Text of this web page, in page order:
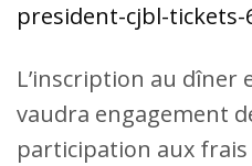
president-cjbl-tickets-
L’inscription au dîner
vaudra engagement
participation aux frais